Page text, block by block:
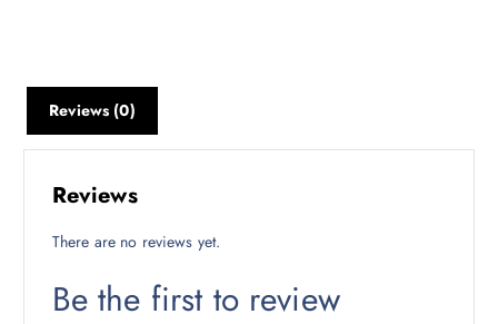
Reviews (0)
Reviews
There are no reviews yet.
Be the first to review